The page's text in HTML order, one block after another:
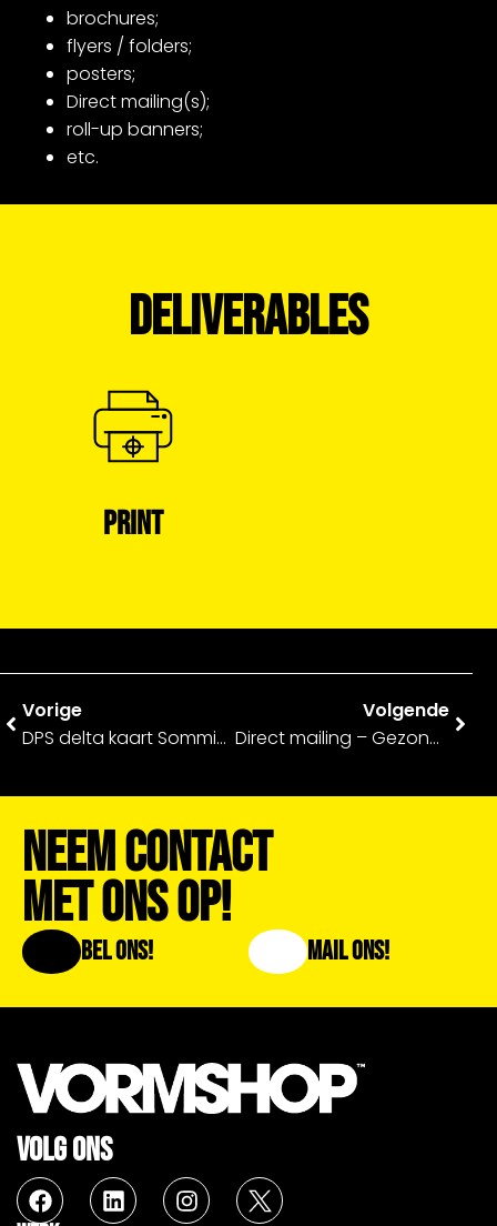
brochures;
flyers / folders;
posters;
Direct mailing(s);
roll-up banners;
etc.
DELIVERABLES
PRINT
Vorige
DPS delta kaart Sommigen willen zitten, anderen bezitten
Volgende
Direct mailing – Gezondverzekerd
Neem Contact
Met Ons Op!
Bel Ons! Mail Ons!
VOLG ONS